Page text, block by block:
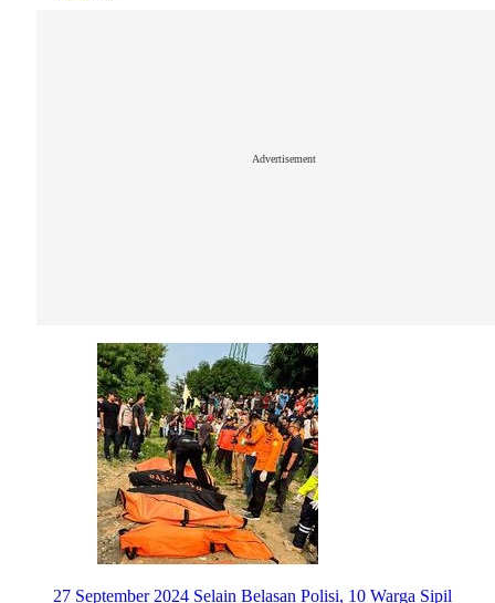
Advertisement
27 September 2024 Selain Belasan Polisi, 10 Warga Sipil